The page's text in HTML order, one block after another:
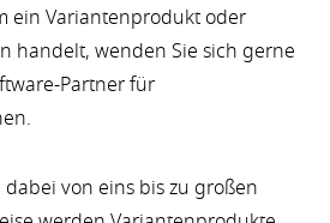
ein Variantenprodukt oder
handelt, wenden Sie sich gerne
Partner für
von eins bis zu großen